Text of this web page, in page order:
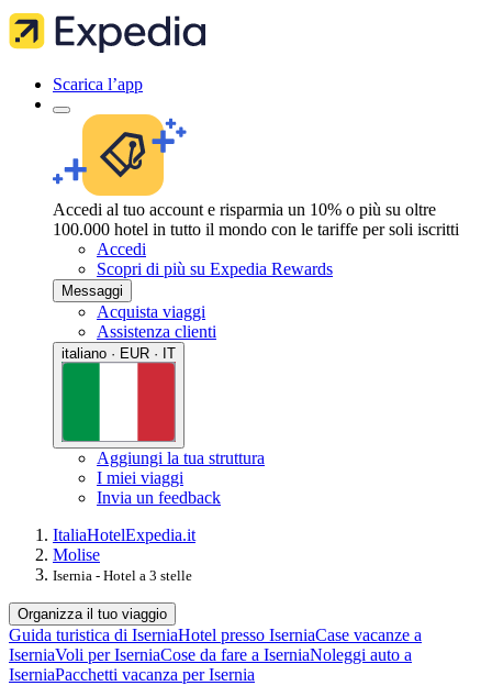
Scarica l’app
Accedi al tuo account e risparmia un 10% o più su oltre
100.000 hotel in tutto il mondo con le tariffe per soli iscritti
Accedi
Scopri di più su Expedia Rewards
Messaggi
Acquista viaggi
Assistenza clienti
italiano · EUR · IT
Aggiungi la tua struttura
I miei viaggi
Invia un feedback
ItaliaHotelExpedia.it
Molise
Isernia - Hotel a 3 stelle
Organizza il tuo viaggio
Guida turistica di IserniaHotel presso IserniaCase vacanze a
IserniaVoli per IserniaCose da fare a IserniaNoleggi auto a
IserniaPacchetti vacanza per Isernia